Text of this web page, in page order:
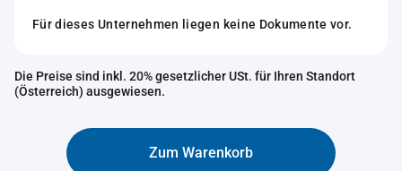
Für dieses Unternehmen liegen keine Dokumente vor.
Die Preise sind inkl. 20% gesetzlicher USt. für Ihren Standort
(Österreich) ausgewiesen.
Zum Warenkorb